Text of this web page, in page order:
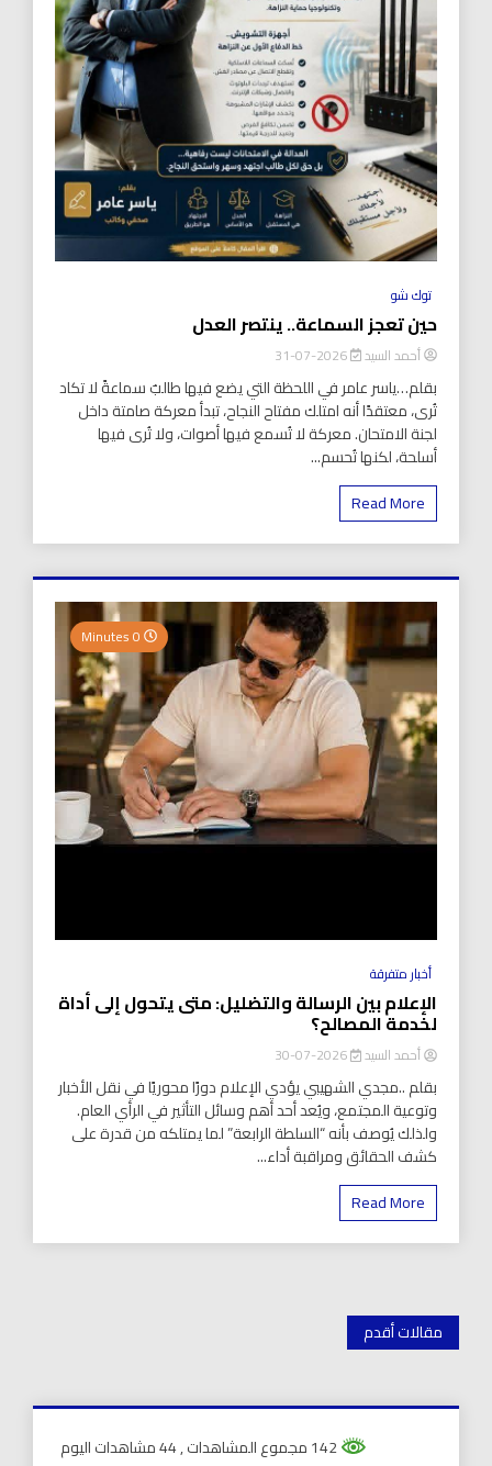
توك شو
حين تعجز السماعة.. ينتصر العدل
أحمد السيد 2026-07-31
بقلم…ياسر عامر في اللحظة التي يضع فيها طالبٌ سماعةً لا تكاد
تُرى، معتقدًا أنه امتلك مفتاح النجاح، تبدأ معركة صامتة داخل
لجنة الامتحان. معركة لا تُسمع فيها أصوات، ولا تُرى فيها
أسلحة، لكنها تُحسم...
Read More
أخبار متفرقة
الإعلام بين الرسالة والتضليل: متى يتحول إلى أداة
لخدمة المصالح؟
أحمد السيد 2026-07-30
بقلم ..مجدي الشهيبي يؤدي الإعلام دورًا محوريًا في نقل الأخبار
وتوعية المجتمع، ويُعد أحد أهم وسائل التأثير في الرأي العام.
ولذلك يُوصف بأنه “السلطة الرابعة” لما يمتلكه من قدرة على
كشف الحقائق ومراقبة أداء...
Read More
تصفّح
المقالات
مقالات أقدم
, 44 مشاهدات اليوم